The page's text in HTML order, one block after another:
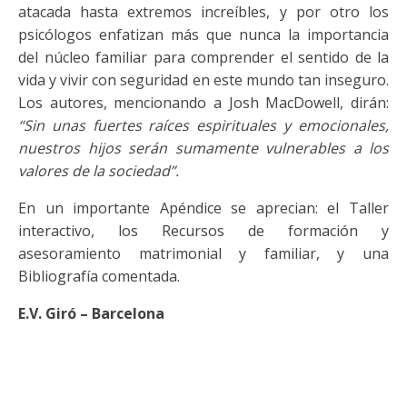
atacada hasta extremos increíbles, y por otro los
psicólogos enfatizan más que nunca la importancia
del núcleo familiar para comprender el sentido de la
vida y vivir con seguridad en este mundo tan inseguro.
Los autores, mencionando a Josh MacDowell, dirán:
“Sin unas fuertes raíces espirituales y emocionales,
nuestros hijos serán sumamente vulnerables a los
valores de la sociedad”.
En un importante Apéndice se aprecian: el Taller
interactivo, los Recursos de formación y
asesoramiento matrimonial y familiar, y una
Bibliografía comentada.
E.V. Giró – Barcelona